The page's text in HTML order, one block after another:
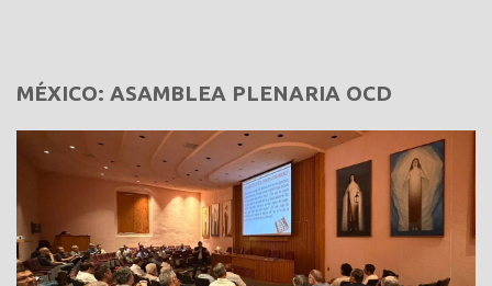
MÉXICO: ASAMBLEA PLENARIA OCD